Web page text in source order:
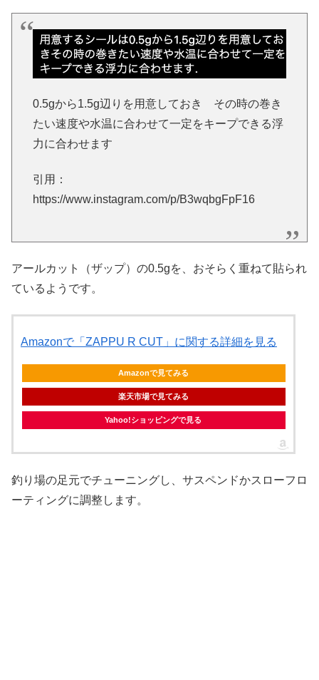
0.5gから1.5g辺りを用意しておき その時の巻き
たい速度や水温に合わせて一定をキープできる浮
力に合わせます
引用：
https://www.instagram.com/p/B3wqbgFpF16
アールカット（ザップ）の0.5gを、おそらく重ねて貼られ
ているようです。
Amazonで「ZAPPU R CUT」に関する詳細を見る
Amazonで見てみる
楽天市場で見てみる
Yahoo!ショッピングで見る
釣り場の足元でチューニングし、サスペンドかスローフロ
ーティングに調整します。